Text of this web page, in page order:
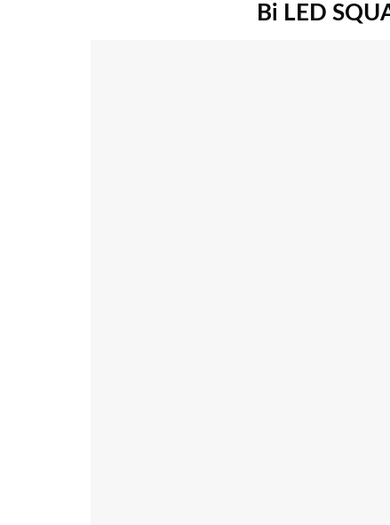
Bi LED